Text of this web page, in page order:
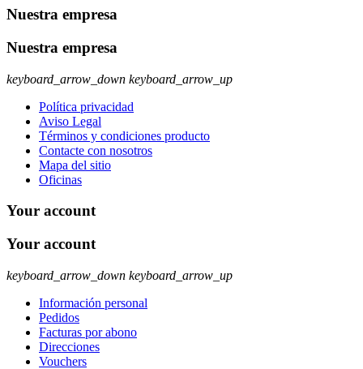
Nuestra empresa
Nuestra empresa
keyboard_arrow_down keyboard_arrow_up
Política privacidad
Aviso Legal
Términos y condiciones producto
Contacte con nosotros
Mapa del sitio
Oficinas
Your account
Your account
keyboard_arrow_down keyboard_arrow_up
Información personal
Pedidos
Facturas por abono
Direcciones
Vouchers